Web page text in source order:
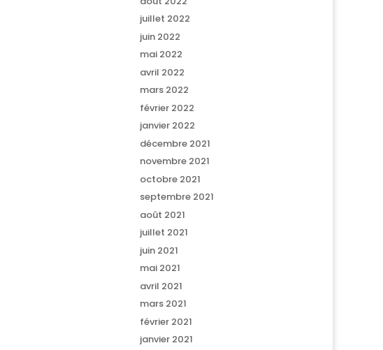
juillet 2022
juin 2022
mai 2022
avril 2022
mars 2022
février 2022
janvier 2022
décembre 2021
novembre 2021
octobre 2021
septembre 2021
août 2021
juillet 2021
juin 2021
mai 2021
avril 2021
mars 2021
février 2021
janvier 2021